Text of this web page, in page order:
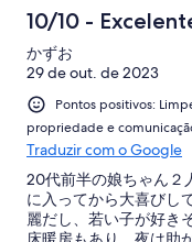
10/10 -
かずお
29 de out. de 2023
Pontos positivos:
propriedade e
Traduzir com o Google
20代前半の娘ちゃん２
に入ってから大喜びし
麗だし、若い子が好き